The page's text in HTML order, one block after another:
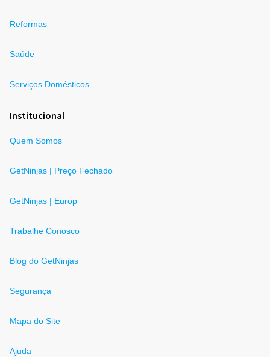
Reformas
Saúde
Serviços Domésticos
Institucional
Quem Somos
GetNinjas | Preço Fechado
GetNinjas | Europ
Trabalhe Conosco
Blog do GetNinjas
Segurança
Mapa do Site
Ajuda